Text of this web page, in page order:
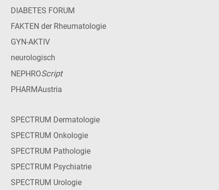
DIABETES FORUM
FAKTEN der Rheumatologie
GYN-AKTIV
neurologisch
NEPHROScript
PHARMAustria
SPECTRUM Dermatologie
SPECTRUM Onkologie
SPECTRUM Pathologie
SPECTRUM Psychiatrie
SPECTRUM Urologie